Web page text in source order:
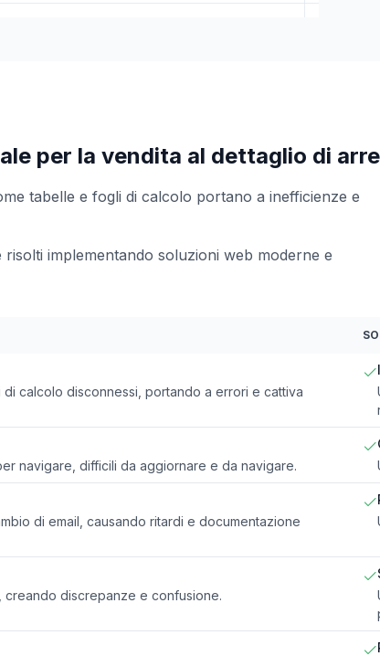
per la vendita al dettaglio di
tabelle e fogli di calcolo portano a inefficienze e
implementando soluzioni web moderne e
calcolo disconnessi, portando a errori e cattiva
navigare, difficili da aggiornare e da navigare.
di email, causando ritardi e documentazione
creando discrepanze e confusione.